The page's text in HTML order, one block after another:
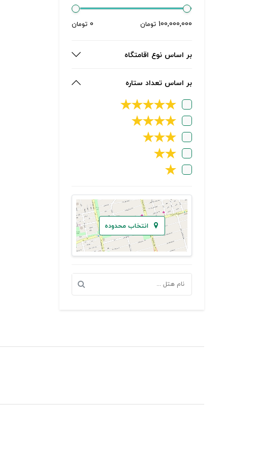
0 تومان 100,000,000 تومان
بر اساس نوع اقامتگاه
بر اساس تعداد ستاره
★
★
★
★
★
★
★
★
★
★
★
★
★
★
★
انتخاب محدوده